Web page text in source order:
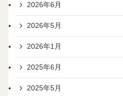
2026年6月
2026年5月
2026年1月
2025年6月
2025年5月